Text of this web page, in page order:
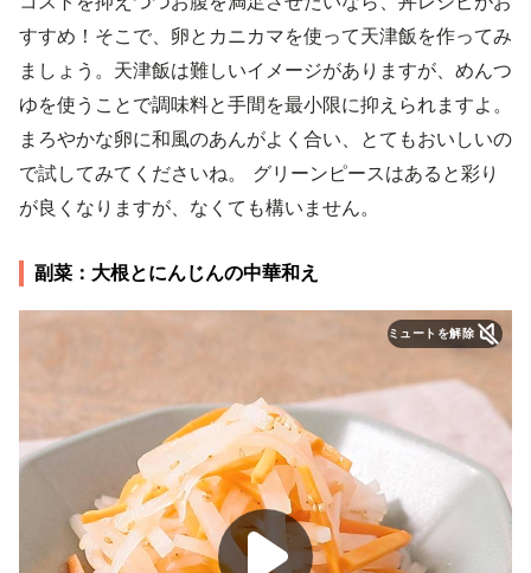
すすめ！そこで、卵とカニカマを使って天津飯を作ってみ
ましょう。天津飯は難しいイメージがありますが、めんつ
ゆを使うことで調味料と手間を最小限に抑えられますよ。
まろやかな卵に和風のあんがよく合い、とてもおいしいの
で試してみてくださいね。 グリーンピースはあると彩り
が良くなりますが、なくても構いません。
副菜：大根とにんじんの中華和え
ミュートを解除